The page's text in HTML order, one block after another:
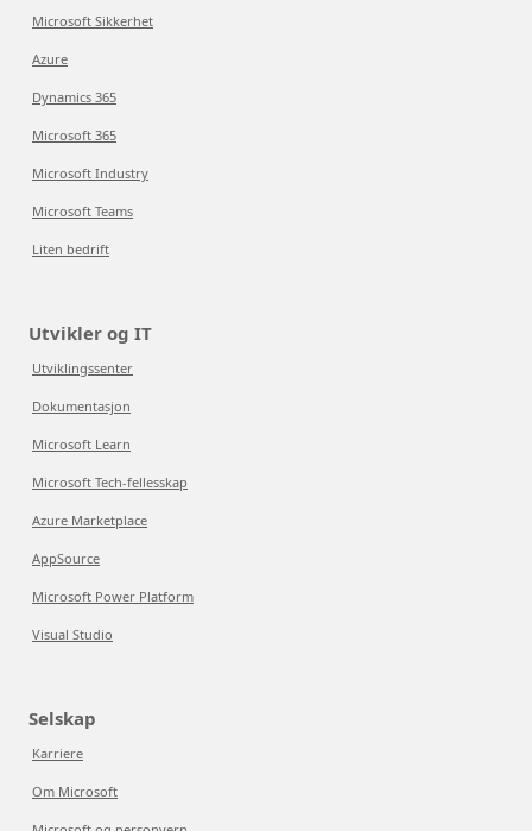
Microsoft Sikkerhet
Azure
Dynamics 365
Microsoft 365
Microsoft Industry
Microsoft Teams
Liten bedrift
Utvikler og IT
Utviklingssenter
Dokumentasjon
Microsoft Learn
Microsoft Tech-fellesskap
Azure Marketplace
AppSource
Microsoft Power Platform
Visual Studio
Selskap
Karriere
Om Microsoft